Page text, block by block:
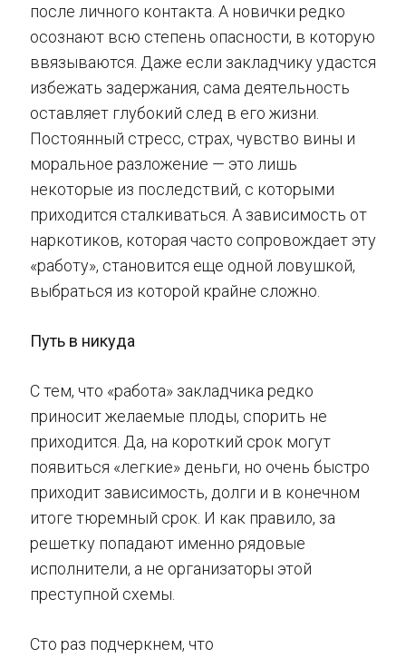
после личного контакта. А новички редко
осознают всю степень опасности, в которую
ввязываются. Даже если закладчику удастся
избежать задержания, сама деятельность
оставляет глубокий след в его жизни.
Постоянный стресс, страх, чувство вины и
моральное разложение — это лишь
некоторые из последствий, с которыми
приходится сталкиваться. А зависимость от
наркотиков, которая часто сопровождает эту
«работу», становится еще одной ловушкой,
выбраться из которой крайне сложно.
Путь в никуда
С тем, что «работа» закладчика редко
приносит желаемые плоды, спорить не
приходится. Да, на короткий срок могут
появиться «легкие» деньги, но очень быстро
приходит зависимость, долги и в конечном
итоге тюремный срок. И как правило, за
решетку попадают именно рядовые
исполнители, а не организаторы этой
преступной схемы.
Сто раз подчеркнем, что